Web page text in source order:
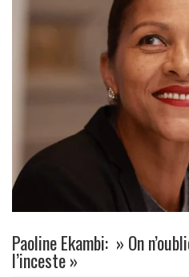
Paoline Ekambi: » On
l’inceste »